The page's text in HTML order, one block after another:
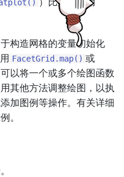
构造网格的变量初始化
FacetGrid.map() 或
可以将一个或多个绘图函数
其他方法调整绘图，以执
加图例等操作。有关详细
。